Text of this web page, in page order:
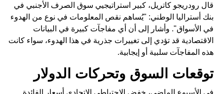
قال رودريجو كاتريل، كبير استراتيجيي سوق الصرف الأجنبي في
بنك أستراليا الوطني: "يُساهم نقص المعلومات في نوع من الهدوء
في الأسواق". وأشار إلى أن أي مفاجآت كبيرة في البيانات
الاقتصادية قد تؤدي إلى تغييرات جذرية في هذا الهدوء، سواء كانت
هذه المفاجآت سلبية أو إيجابية.
توقعات السوق وتحركات الدولار
في الأسبوع الماضي، خفض الاحتياطي الاتحادي أسعار الفائدة